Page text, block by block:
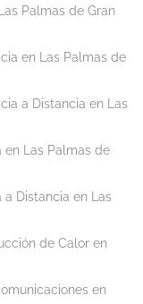
Palmas de Gran
en Las Palmas de
a Distancia en Las
en Las Palmas de
a Distancia en Las
de Calor en
en